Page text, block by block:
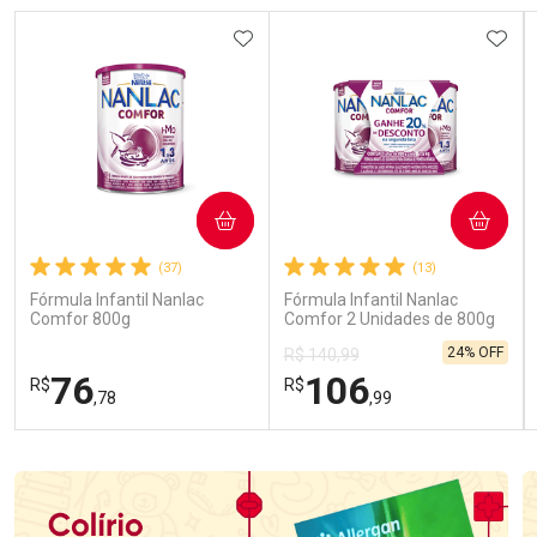
(37)
Fórmula Infantil Nanlac
Comfor 800g
R$76,78
ADICIONAR AOS FAVORITOS
COMPRAR
(13)
Fórmula Infantil Nanlac
Comfor 2 Unidades de 800g
R$ 140,99
R$106,99
24% OFF
COMPRAR
Laboratório
Por Menos